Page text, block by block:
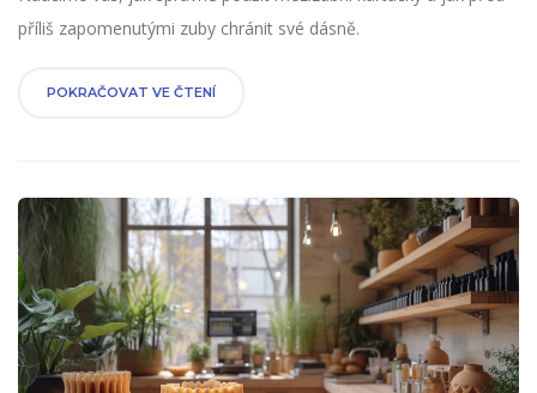
příliš zapomenutými zuby chránit své dásně.
POKRAČOVAT VE ČTENÍ